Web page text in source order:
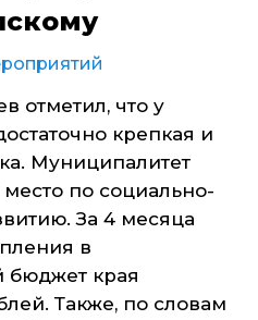
отметил, что у
крепкая и
Муниципалитет
место по социально-
За 4 месяца
в
бюджет края
Также, по словам